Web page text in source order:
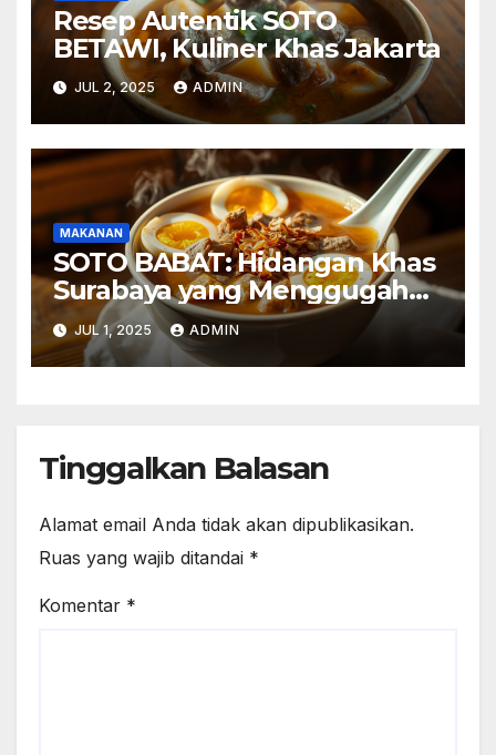
Resep Autentik SOTO
BETAWI, Kuliner Khas Jakarta
JUL 2, 2025 ADMIN
MAKANAN
SOTO BABAT: Hidangan Khas
Surabaya yang Menggugah
Selera
JUL 1, 2025 ADMIN
Tinggalkan Balasan
Alamat email Anda tidak akan dipublikasikan.
Ruas yang wajib ditandai *
Komentar *